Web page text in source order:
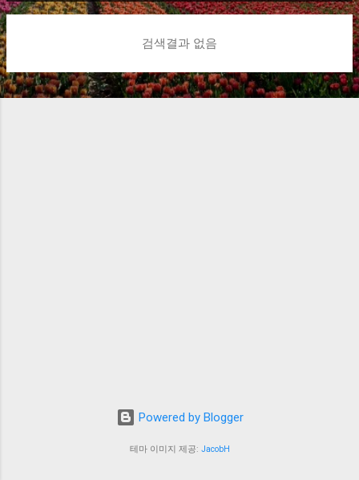
검색결과 없음
Powered by Blogger
테마 이미지 제공: JacobH